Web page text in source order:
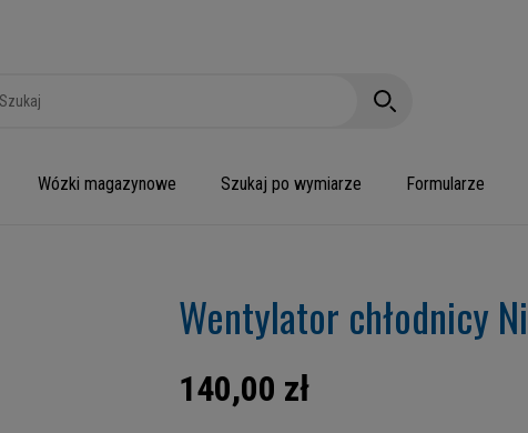
Wózki magazynowe Szukaj po wymiarze Formularze
Wentylator chłodnicy
140,00 zł